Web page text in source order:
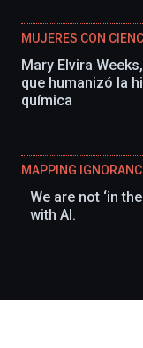
MUJERES CON
Mary Elvira
que humanizó la
química
MAPPING
We are not ‘in
with AI.